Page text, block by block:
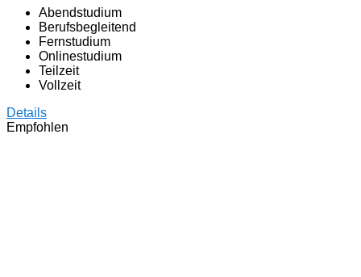
Abendstudium
Berufsbegleitend
Fernstudium
Onlinestudium
Teilzeit
Vollzeit
Details
Empfohlen